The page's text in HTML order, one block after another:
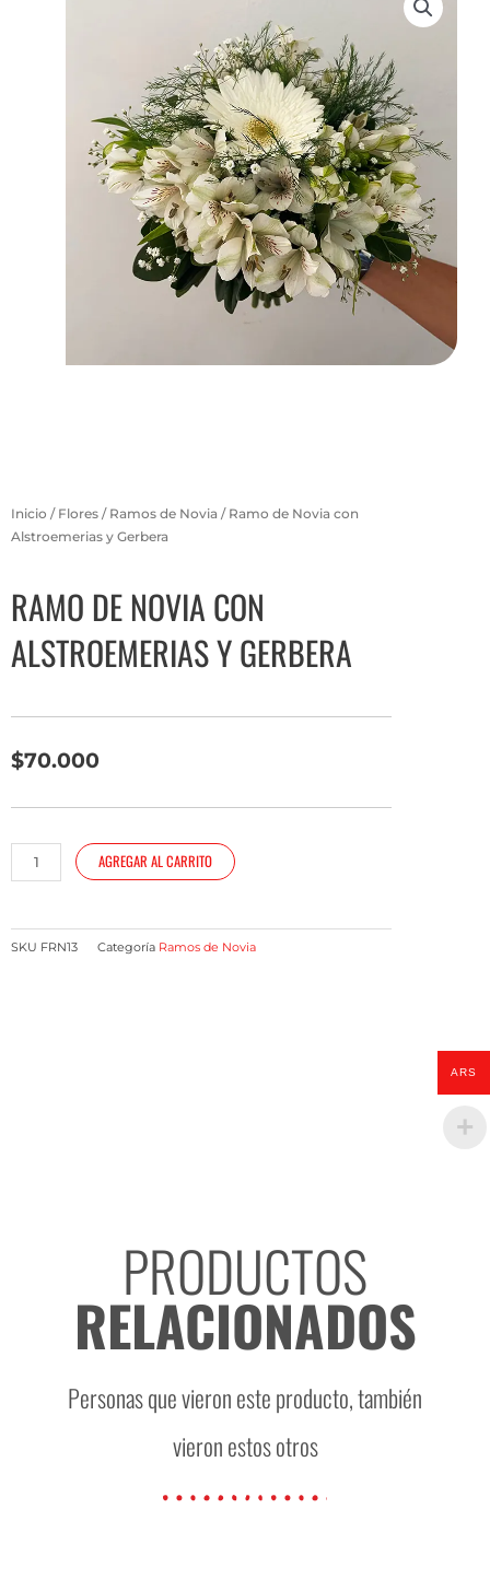
Inicio / Flores / Ramos de Novia / Ramo de Novia con
Alstroemerias y Gerbera
RAMO DE NOVIA CON
ALSTROEMERIAS Y GERBERA
$70.000
Ramo
Alstroemerias
AGREGAR AL CARRITO
SKU FRN13 Categoría Ramos de Novia
PRODUCTOS
RELACIONADOS
Personas que vieron este producto, también
vieron estos otros
ARS